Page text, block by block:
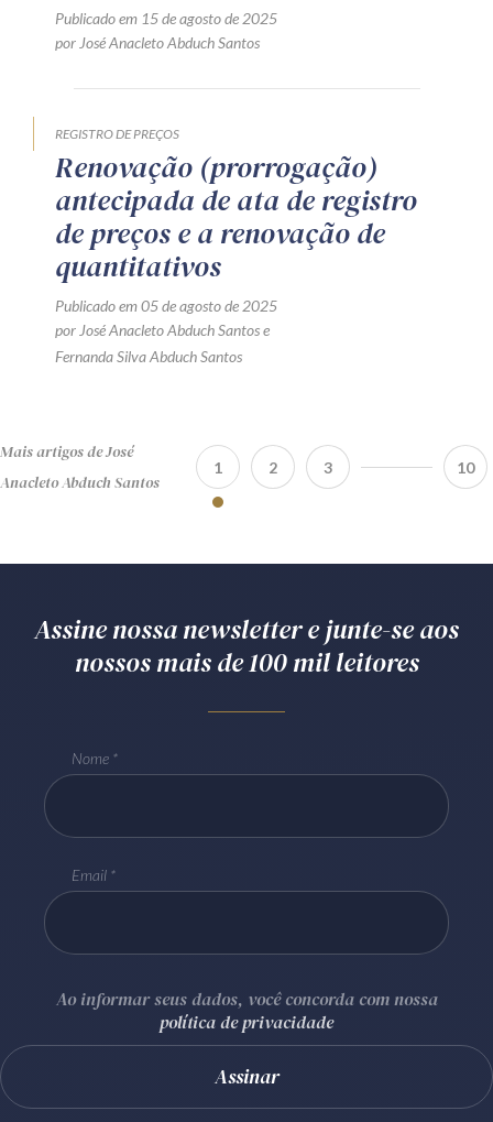
Publicado em 15 de agosto de 2025
por José Anacleto Abduch Santos
REGISTRO DE PREÇOS
Renovação (prorrogação)
antecipada de ata de registro
de preços e a renovação de
quantitativos
Publicado em 05 de agosto de 2025
por José Anacleto Abduch Santose
Fernanda Silva Abduch Santos
Mais artigos de José
Anacleto Abduch Santos
1 2 3 10
Assine nossa newsletter e junte-se aos
nossos mais de 100 mil leitores
Nome
Email
Ao informar seus dados, você concorda com nossa
política de privacidade